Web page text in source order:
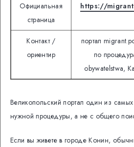
Официальная
страница
https://
Контакт /
ориентир
портал
по
obywatelstwa,
Великопольский портал один из
нужной процедуры, а не с общего
Если вы живете в городе Конин,